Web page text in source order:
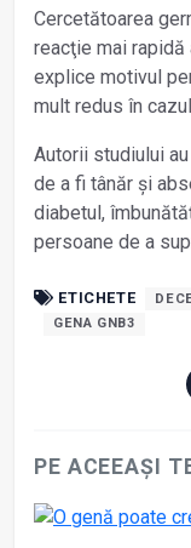
Cercetătoarea
reacţie mai
explice motivul
mult redus în
Autorii studiului
de a fi tânăr şi
diabetul,
persoane de a
ETICHETE
GENA GNB3
PE ACEEAȘI